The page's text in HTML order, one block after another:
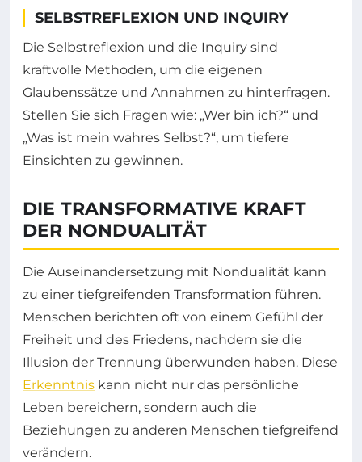
SELBSTREFLEXION UND INQUIRY
Die Selbstreflexion und die Inquiry sind
kraftvolle Methoden, um die eigenen
Glaubenssätze und Annahmen zu hinterfragen.
Stellen Sie sich Fragen wie: „Wer bin ich?“ und
„Was ist mein wahres Selbst?“, um tiefere
Einsichten zu gewinnen.
DIE TRANSFORMATIVE KRAFT
DER NONDUALITÄT
Die Auseinandersetzung mit Nondualität kann
zu einer tiefgreifenden Transformation führen.
Menschen berichten oft von einem Gefühl der
Freiheit und des Friedens, nachdem sie die
Illusion der Trennung überwunden haben. Diese
Erkenntnis kann nicht nur das persönliche
Leben bereichern, sondern auch die
Beziehungen zu anderen Menschen tiefgreifend
verändern.